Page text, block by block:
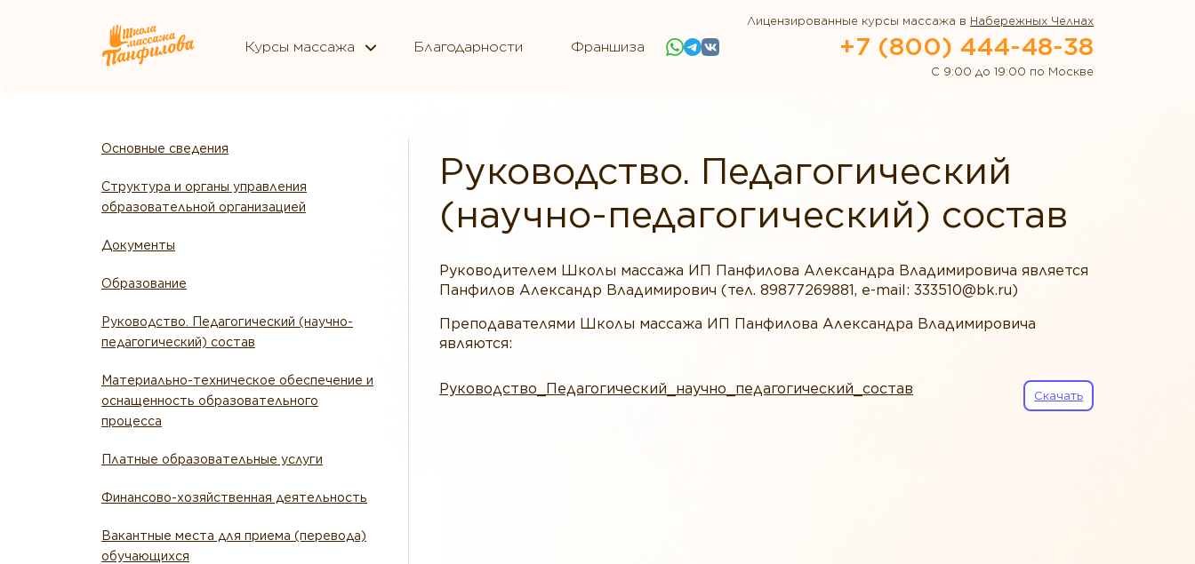
Курсы массажа Благодарности Франшиза
Лицензированные курсы массажа в Набережных Челнах
+7 (800) 444-48-38
С 9:00 до 19:00 по Москве
Основные сведения
Структура и органы управления
образовательной организацией
Документы
Образование
Руководство. Педагогический (научно-
педагогический) состав
Материально-техническое обеспечение и
оснащенность образовательного
процесса
Платные образовательные услуги
Финансово-хозяйственная деятельность
Вакантные места для приема (перевода)
обучающихся
Руководство. Педагогический
(научно-педагогический) состав
Руководителем Школы массажа ИП Панфилова Александра Владимировича является
Панфилов Александр Владимирович (тел. 89877269881, e-mail: 333510@bk.ru)
Преподавателями Школы массажа ИП Панфилова Александра Владимировича
являются:
Руководство_Педагогический_научно_педагогический_состав Скачать